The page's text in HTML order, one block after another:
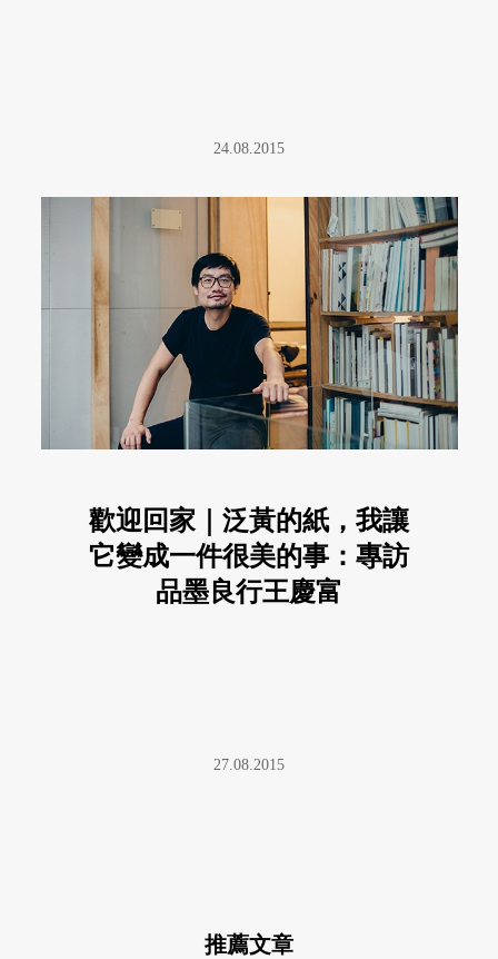
24.08.2015
歡迎回家｜泛黃的紙，我讓
它變成一件很美的事：專訪
品墨良行王慶富
27.08.2015
推薦文章